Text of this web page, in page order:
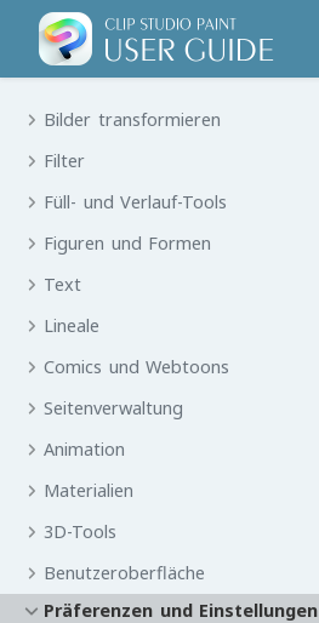
Farben
Auswahl
Bilder transformieren
Filter
Füll- und Verlauf-Tools
Figuren und Formen
Text
Lineale
Comics und Webtoons
Seitenverwaltung
Animation
Materialien
3D-Tools
Benutzeroberfläche
Präferenzen und Einstellungen